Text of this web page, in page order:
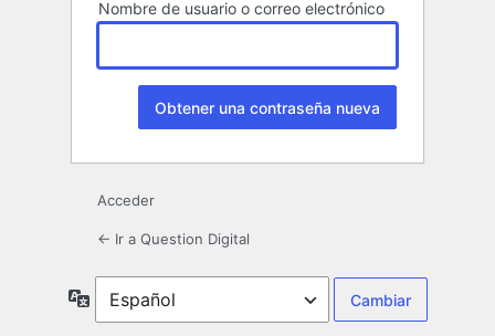
Nombre de usuario o correo electrónico
Acceder
← Ir a Question Digital
Idioma